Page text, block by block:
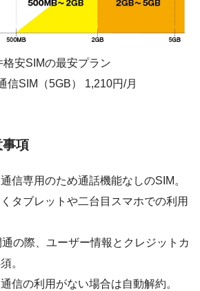
安SIMの最安プラン
信SIM（5GB） 1,210円/月
項
信専用のため通話機能なしのSIM。
タブレットや二台目スマホでの利用
の際、ユーザー情報とクレジットカ
。
信の利用がない場合は自動解約。